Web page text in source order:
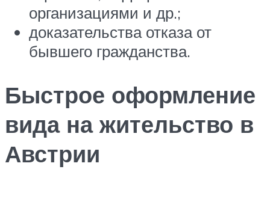
организациями и др.;
доказательства отказа от
бывшего гражданства.
Быстрое оформление
вида на жительство в
Австрии